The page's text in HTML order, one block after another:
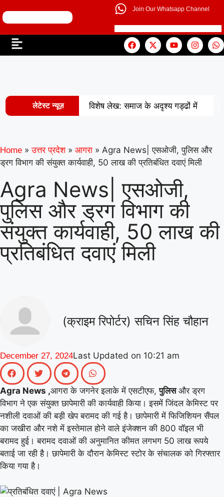
Join Our Whatsapp Channel
लेटेस्ट न्यूज़ विशेष लेख: समाज के अदृश्य गड्ढों में
मिसाल: अपना ‘राज्य युवा पुरस्कार’ युवा शक्ति
को समर्पित करेंगे अमन | वरिष्ठ
शिक्षाविद् डॉ. सत्यवीर सिंह को समग्र शिक्षा
(माध्यमिक) के जिला समन्वयक का प्रभार
| गिनीज वर्ल्ड रिकॉर्ड की खुशी से गूंजा माय
भारत केंद्र, युवाओं ने कहा- यह हमारी पीढ़ी
रिकॉर्ड समारोह में जब दिखे बागपत के अमन,
गर्व से भर उठा यूपी
Home » उत्तर प्रदेश » आगरा » Agra News| एसओजी, पुलिस और
ड्रग विभाग की संयुक्त कार्यवाही, 50 लाख की प्रतिबंधित दवाएं मिली
Agra News| एसओजी,
पुलिस और ड्रग विभाग की
संयुक्त कार्यवाही, 50 लाख की
प्रतिबंधित दवाएं मिली
(क्राइम रिपोर्टर) सचिन सिंह चौहान
December 27, 2024Last Updated on 10:21 am
Agra News ,आगरा के जगनेर इलाके में एसटीएफ,पुलिसऔर ड्रग
विभाग ने एक संयुक्त छापेमारी की कार्यवाही किया। इसमें जिंदल केमिस्ट पर
नशीली दवाओं की बड़ी खेप बरामद की गई है। छापेमारी में फिजिशियन सैंपल
का जखीरा और नशे में इस्तेमाल होने वाले इंजेक्शन की 800 वॉइल भी
बरामद हुई। बरामद दवाओं की अनुमानित कीमत लगभग 50 लाख रूपये
बताई जा रही है। छापेमारी के दौरान केमिस्ट स्टोर के संचालक को गिरफ्तार
किया गया है।